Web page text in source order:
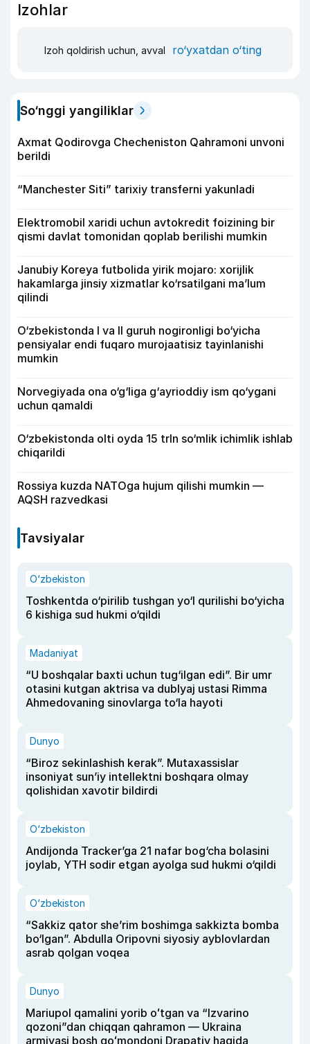
Izohlar
Izoh qoldirish uchun, avval ro‘yxatdan o‘ting
So‘nggi yangiliklar
Axmat Qodirovga Checheniston Qahramoni unvoni
berildi
“Manchester Siti” tarixiy transferni yakunladi
Elektromobil xaridi uchun avtokredit foizining bir
qismi davlat tomonidan qoplab berilishi mumkin
Janubiy Koreya futbolida yirik mojaro: xorijlik
hakamlarga jinsiy xizmatlar ko‘rsatilgani ma’lum
qilindi
O‘zbekistonda I va II guruh nogironligi bo‘yicha
pensiyalar endi fuqaro murojaatisiz tayinlanishi
mumkin
Norvegiyada ona o‘g‘liga g‘ayrioddiy ism qo‘ygani
uchun qamaldi
O‘zbekistonda olti oyda 15 trln so‘mlik ichimlik ishlab
chiqarildi
Rossiya kuzda NATOga hujum qilishi mumkin —
AQSH razvedkasi
Tavsiyalar
O‘zbekiston
Toshkentda o‘pirilib tushgan yo‘l qurilishi bo‘yicha
6 kishiga sud hukmi o‘qildi
Madaniyat
“U boshqalar baxti uchun tug‘ilgan edi”. Bir umr
otasini kutgan aktrisa va dublyaj ustasi Rimma
Ahmedovaning sinovlarga to‘la hayoti
Dunyo
“Biroz sekinlashish kerak”. Mutaxassislar
insoniyat sun’iy intellektni boshqara olmay
qolishidan xavotir bildirdi
O‘zbekiston
Andijonda Tracker’ga 21 nafar bog‘cha bolasini
joylab, YTH sodir etgan ayolga sud hukmi o‘qildi
O‘zbekiston
“Sakkiz qator she’rim boshimga sakkizta bomba
bo‘lgan”. Abdulla Oripovni siyosiy ayblovlardan
asrab qolgan voqea
Dunyo
Mariupol qamalini yorib oʻtgan va “Izvarino
qozoni”dan chiqqan qahramon — Ukraina
armiyasi bosh qoʻmondoni Drapatiy haqida